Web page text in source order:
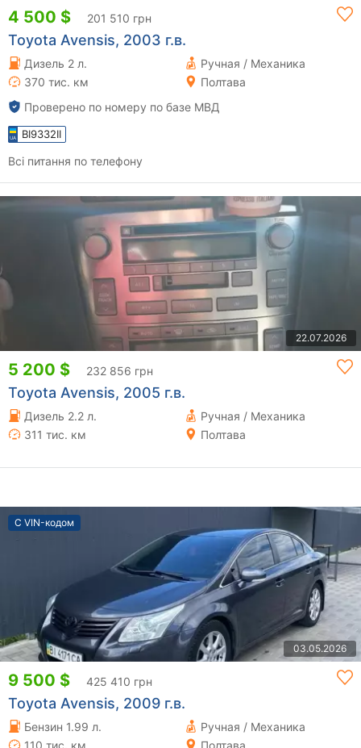
4 500 $ 201 510 грн
Toyota Avensis, 2003 г.в.
Дизель 2 л.
Ручная / Механика
370 тис. км
Полтава
Проверено по номеру по базе МВД
BI9332II
Всі питання по телефону
22.07.2026
5 200 $ 232 856 грн
Toyota Avensis, 2005 г.в.
Дизель 2.2 л.
Ручная / Механика
311 тис. км
Полтава
С VIN-кодом
03.05.2026
9 500 $ 425 410 грн
Toyota Avensis, 2009 г.в.
Бензин 1.99 л.
Ручная / Механика
110 тис. км
Полтава